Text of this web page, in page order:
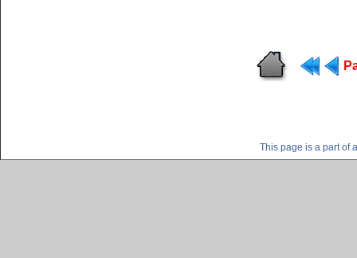
This page is a part of